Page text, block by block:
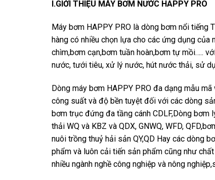
I.GIỚI THIỆU MÁY BƠM NƯỚC HAPPY PRO
Máy bơm HAPPY PRO là dòng bơm nổi tiếng
hàng có nhiều chọn lựa cho các ứng dụng
chìm,bơm cạn,bơm tuần hoàn,bơm tự mồi…..
nước, tưới tiêu, xử lý nước, hút nước thải, sử
Dòng máy bơm HAPPY PRO đa dạng mẫu
công suất và độ bền tuyệt đối với các dòng
bơm trục đứng đa tầng cánh CDLF,Dòng
thải WQ và KBZ và QDX, GNWQ, WFD,
nuôi trồng thuỷ hải sản QY,QD Hay các dòng
phẩm và luôn cải tiến sản phẩm cũng như
nhiều ngành nghề công nghiệp và nông